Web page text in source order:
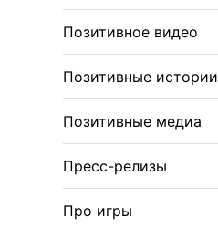
Позитивное видео
Позитивные истории
Позитивные медиа
Пресс-релизы
Про игры